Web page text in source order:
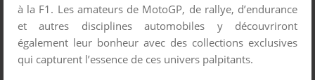
à la F1. Les amateurs de MotoGP, de rallye, d’endurance
et autres disciplines automobiles y découvriront
également leur bonheur avec des collections exclusives
qui capturent l’essence de ces univers palpitants.